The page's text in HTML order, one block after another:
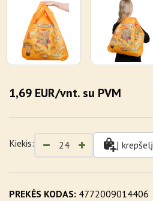
PREKĖS KODAS: 4772009014406
1,69 EUR/vnt. su PVM
Kiekis: Į krepšelį